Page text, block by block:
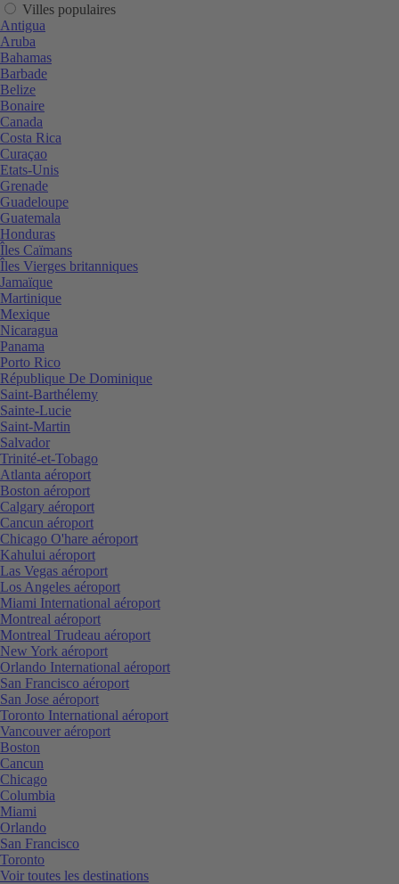
Villes populaires
Antigua
Aruba
Bahamas
Barbade
Belize
Bonaire
Canada
Costa Rica
Curaçao
Etats-Unis
Grenade
Guadeloupe
Guatemala
Honduras
Îles Caïmans
Îles Vierges britanniques
Jamaïque
Martinique
Mexique
Nicaragua
Panama
Porto Rico
République De Dominique
Saint-Barthélemy
Sainte-Lucie
Saint-Martin
Salvador
Trinité-et-Tobago
Atlanta aéroport
Boston aéroport
Calgary aéroport
Cancun aéroport
Chicago O'hare aéroport
Kahului aéroport
Las Vegas aéroport
Los Angeles aéroport
Miami International aéroport
Montreal aéroport
Montreal Trudeau aéroport
New York aéroport
Orlando International aéroport
San Francisco aéroport
San Jose aéroport
Toronto International aéroport
Vancouver aéroport
Boston
Cancun
Chicago
Columbia
Miami
Orlando
San Francisco
Toronto
Voir toutes les destinations